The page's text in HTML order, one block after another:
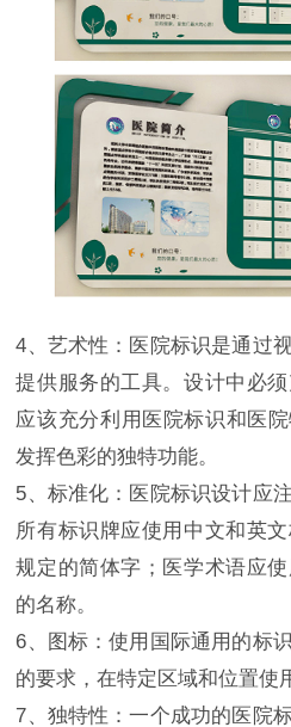
4、艺术性：医院标识是通过
提供服务的工具。设计中必须
应该充分利用医院标识和医
发挥色彩的独特功能。
5、标准化：医院标识设计应
所有标识牌应使用中文和英
规定的简体字；医学术语应
的名称。
6、图标：使用国际通用的标
的要求，在特定区域和位置使
7、独特性：一个成功的医院